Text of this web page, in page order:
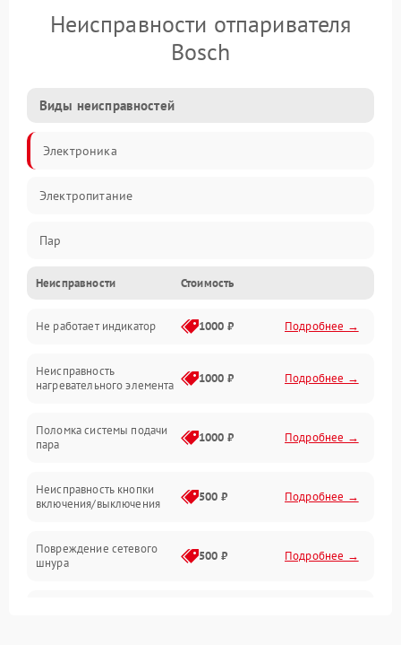
Неисправности отпаривателя
Bosch
Виды неисправностей
Электроника
Электропитание
Пар
Герметичность
Механические повреждения
Неисправности Стоимость
Не работает индикатор 1000 ₽ Подробнее →
Неисправность
нагревательного элемента
1000 ₽ Подробнее →
Поломка системы подачи
пара
1000 ₽ Подробнее →
Неисправность кнопки
включения/выключения
500 ₽ Подробнее →
Повреждение сетевого
шнура
500 ₽ Подробнее →